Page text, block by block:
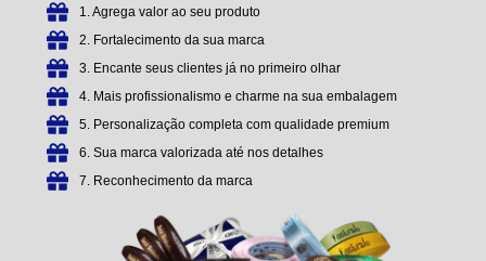
1. Agrega valor ao seu produto
2. Fortalecimento da sua marca
3. Encante seus clientes já no primeiro olhar
4. Mais profissionalismo e charme na sua embalagem
5. Personalização completa com qualidade premium
6. Sua marca valorizada até nos detalhes
7. Reconhecimento da marca